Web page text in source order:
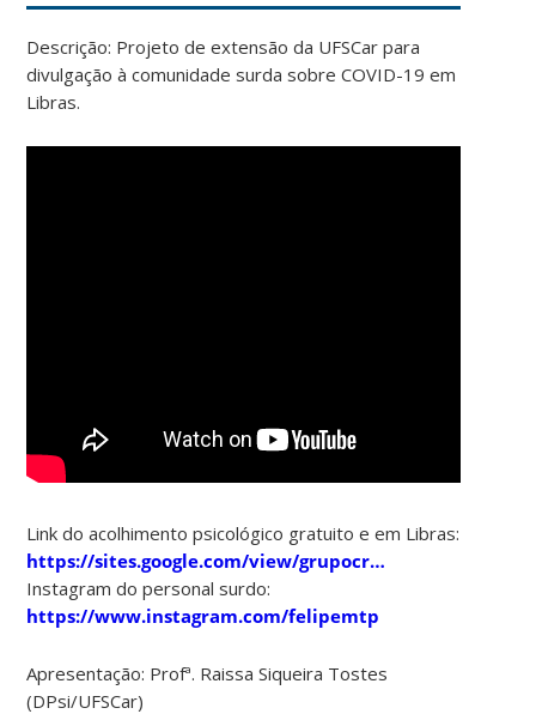
Descrição: Projeto de extensão da UFSCar para
divulgação à comunidade surda sobre COVID-19 em
Libras.
Link do acolhimento psicológico gratuito e em Libras:
https://sites.google.com/view/grupocr…
Instagram do personal surdo:
https://www.instagram.com/felipemtp
Apresentação: Profª. Raissa Siqueira Tostes
(DPsi/UFSCar)